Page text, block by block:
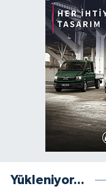
Yükleniyor...